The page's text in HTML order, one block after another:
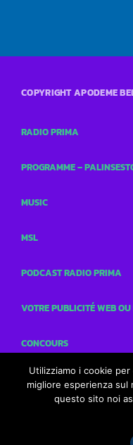
COPYRIGHT APODEME
RADIO PRIMA
PROGRAMME –
MUSIC
MSL
PODCAST RADIO PRIMA
VOTRE PUBLICITÉ WEB
CONCOURS
CONTACTS
Utilizziamo i cookie
migliore esperienza
questo sito noi